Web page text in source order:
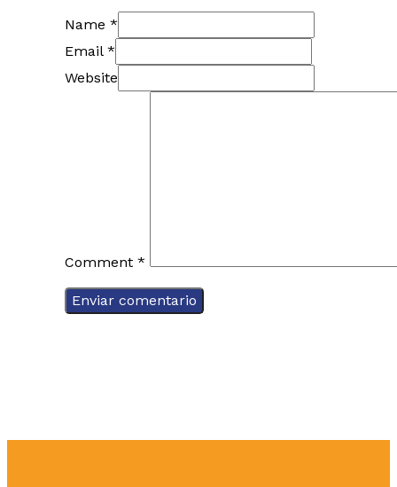
Name *
Email *
Website
Comment *